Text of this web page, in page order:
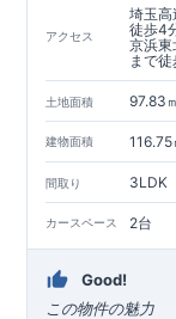
アクセス
埼玉
徒歩4
京浜
まで
土地面積 97.83
建物面積 116.75
間取り 3LDK
カースペース 2台
Good!
この物件の魅力